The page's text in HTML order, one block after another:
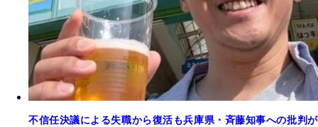
不信任決議による失職から復活も兵庫県・斉藤知事への批判が